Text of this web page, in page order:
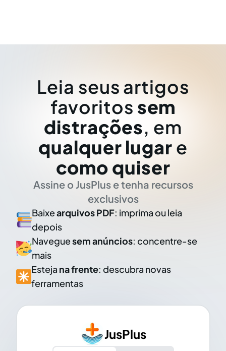
Leia seus artigos
favoritos sem
distrações, em
qualquer lugar e
como quiser
Assine o JusPlus e tenha recursos
exclusivos
Baixearquivos PDF: imprima ou leia
depois
Naveguesem anúncios: concentre-se
mais
Esteja na frente: descubra novas
ferramentas
JusPlus